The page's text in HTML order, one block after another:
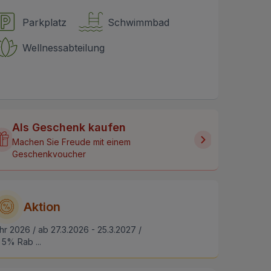
Parkplatz Schwimmbad
Wellnessabteilung
Als Geschenk kaufen
Machen Sie Freude mit einem
Geschenkvoucher
Aktion
2026 / ab 27.3.2026 - 25.3.2027 /
Rab ...